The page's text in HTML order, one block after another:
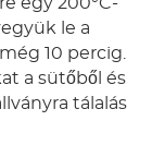
egy 200°C-
le a
10 percig.
a sütőből és
tálalás